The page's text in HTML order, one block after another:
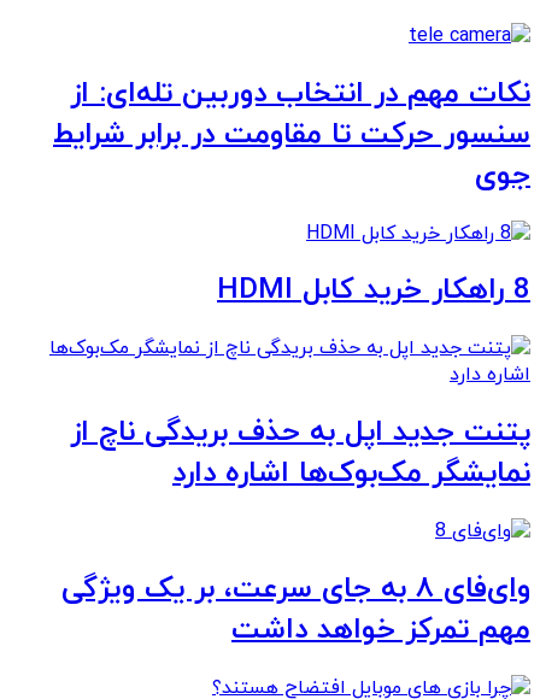
نکات مهم در انتخاب دوربین تله‌ای: از
سنسور حرکت تا مقاومت در برابر شرایط
جوی
8 راهکار خرید کابل HDMI
پتنت جدید اپل به حذف بریدگی ناچ از
نمایشگر مک‌بوک‌ها اشاره دارد
وای‌فای ۸ به جای سرعت، بر یک ویژگی
مهم تمرکز خواهد داشت